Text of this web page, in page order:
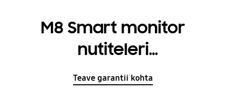
M8 Smart monitor
nutiteleri
funktsionaalsusega
Teave garantii kohta